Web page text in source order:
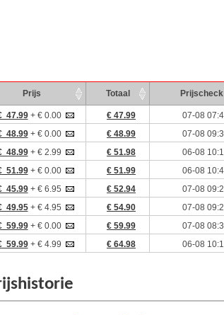
Prijs Totaal Prijscheck
47.99+ € 0.00 € 47.99
07-08
48.99+ € 0.00 € 48.99
07-08
48.99+ € 2.99 € 51.98
06-08
51.99+ € 0.00 € 51.99
06-08
45.99+ € 6.95 € 52.94
07-08
49.95+ € 4.95 € 54.90
07-08
59.99+ € 0.00 € 59.99
07-08
59.99+ € 4.99 € 64.98 06-08